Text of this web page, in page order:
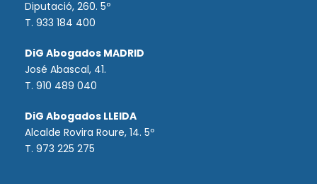
Diputació, 260. 5º
T. 933 184 400
DiG Abogados MADRID
José Abascal, 41.
T. 910 489 040
DiG Abogados LLEIDA
Alcalde Rovira Roure, 14. 5º
T. 973 225 275